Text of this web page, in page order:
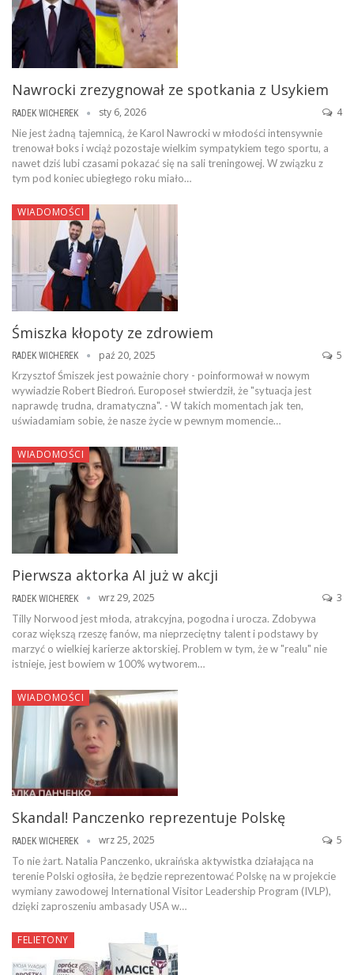
Nawrocki zrezygnował ze spotkania z Usykiem
RADEK WICHEREK sty 6, 2026 4
Nie jest żadną tajemnicą, że Karol Nawrocki w młodości intensywnie
trenował boks i wciąż pozostaje wielkim sympatykiem tego sportu, a
nawet dziś lubi czasami pokazać się na sali treningowej. W związku z
tym pod koniec ubiegłego roku miało…
WIADOMOŚCI
Śmiszka kłopoty ze zdrowiem
RADEK WICHEREK paź 20, 2025 5
Krzysztof Śmiszek jest poważnie chory - poinformował w nowym
wywiadzie Robert Biedroń. Europoseł stwierdził, że "sytuacja jest
naprawdę trudna, dramatyczna". - W takich momentach jak ten,
uświadamiam sobie, że nasze życie w pewnym momencie…
WIADOMOŚCI
Pierwsza aktorka AI już w akcji
RADEK WICHEREK wrz 29, 2025 3
Tilly Norwood jest młoda, atrakcyjna, pogodna i urocza. Zdobywa
coraz większą rzeszę fanów, ma nieprzeciętny talent i podstawy by
marzyć o wielkiej karierze aktorskiej. Problem w tym, że w "realu" nie
istnieje, jest bowiem w 100% wytworem…
WIADOMOŚCI
Skandal! Panczenko reprezentuje Polskę
RADEK WICHEREK wrz 25, 2025 5
To nie żart. Natalia Panczenko, ukraińska aktywistka działająca na
terenie Polski ogłosiła, że będzie reprezentować Polskę na w projekcie
wymiany zawodowej International Visitor Leadership Program (IVLP),
dzięki zaproszeniu ambasady USA w…
FELIETONY